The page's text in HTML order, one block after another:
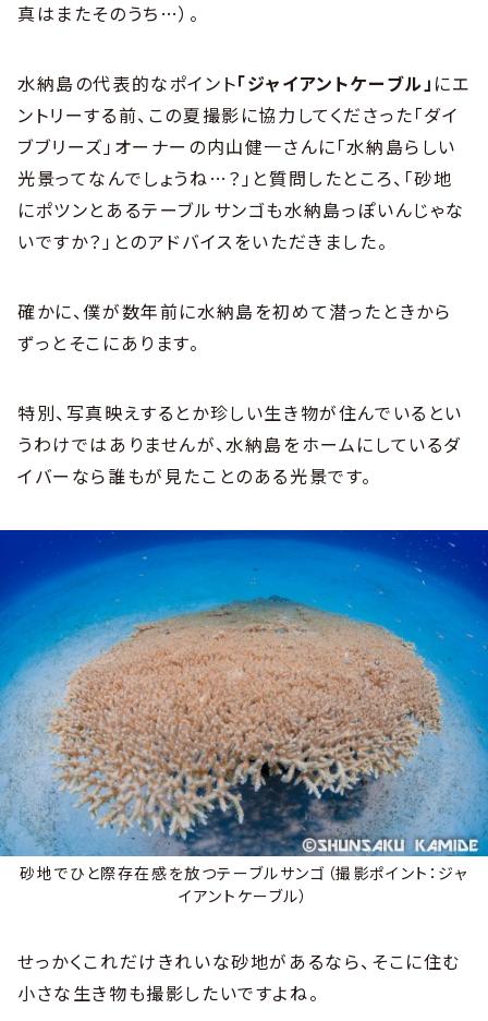
真はまたそのうち…）。
水納島の代表的なポイント「ジャイアントケーブル」 にエ
ントリーする前、この夏撮影に協力してくださった「ダイ
ブブリーズ」オーナーの内山健一さんに「水納島らしい
光景ってなんでしょうね…？」と質問したところ、「砂地
にポツンとあるテーブルサンゴも水納島っぽいんじゃな
いですか？」とのアドバイスをいただきました。
確かに、僕が数年前に水納島を初めて潜ったときから
ずっとそこにあります。
特別、写真映えするとか珍しい生き物が住んでいるとい
うわけではありませんが、水納島をホームにしているダ
イバーなら誰もが見たことのある光景です。
砂地でひと際存在感を放つテーブルサンゴ（撮影ポイント：ジャ
イアントケーブル）
せっかくこれだけきれいな砂地があるなら、そこに住む
小さな生き物も撮影したいですよね。